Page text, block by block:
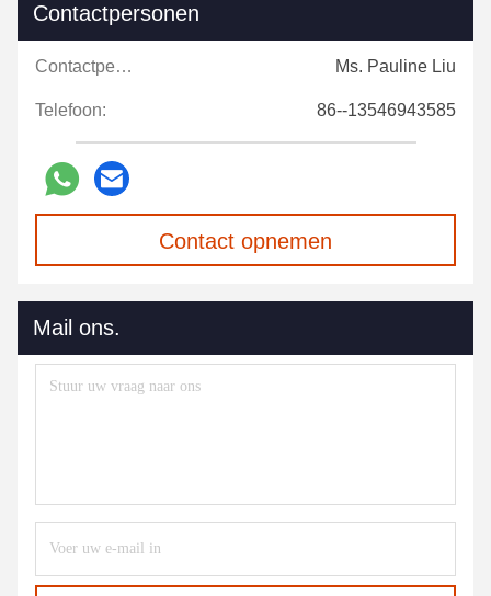
Contactpersonen
Contactpersonen: Ms. Pauline Liu
Telefoon: 86--13546943585
Contact opnemen
Mail ons.